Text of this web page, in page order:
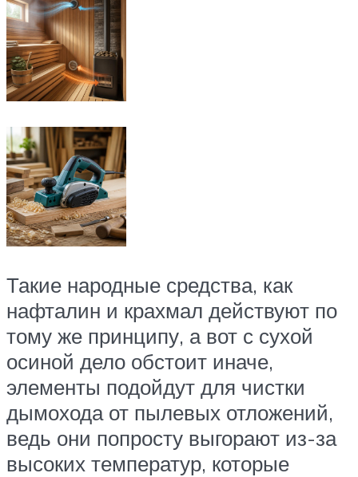
Такие народные средства, как
нафталин и крахмал действуют по
тому же принципу, а вот с сухой
осиной дело обстоит иначе,
элементы подойдут для чистки
дымохода от пылевых отложений,
ведь они попросту выгорают из-за
высоких температур, которые